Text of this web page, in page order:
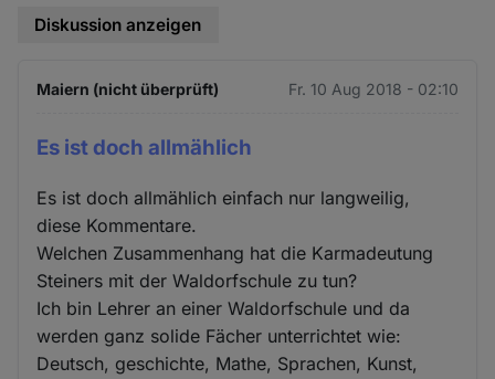
Diskussion anzeigen
Maiern (nicht überprüft) Fr. 10 Aug 2018 - 02:10
Es ist doch allmählich
Es ist doch allmählich einfach nur langweilig,
diese Kommentare.
Welchen Zusammenhang hat die Karmadeutung
Steiners mit der Waldorfschule zu tun?
Ich bin Lehrer an einer Waldorfschule und da
werden ganz solide Fächer unterrichtet wie:
Deutsch, geschichte, Mathe, Sprachen, Kunst,